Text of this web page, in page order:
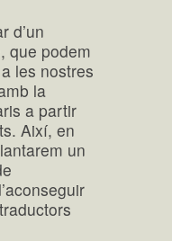
d’un
que podem
les nostres
la
a partir
Així, en
un